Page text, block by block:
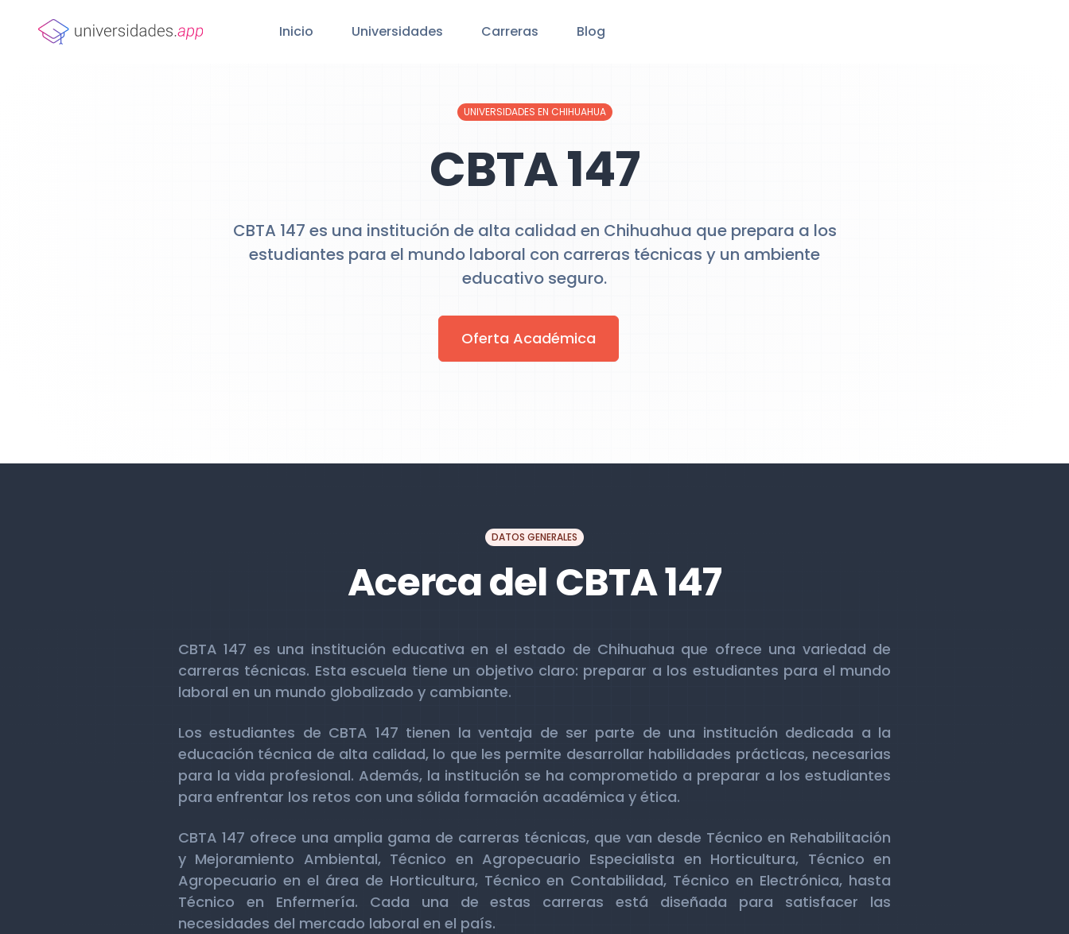
Inicio Universidades Carreras Blog
UNIVERSIDADES EN CHIHUAHUA
CBTA 147
CBTA 147 es una institución de alta calidad en Chihuahua que prepara a los
estudiantes para el mundo laboral con carreras técnicas y un ambiente
educativo seguro.
Oferta Académica
DATOS GENERALES
Acerca del CBTA 147
CBTA 147 es una institución educativa en el estado de Chihuahua que ofrece una variedad de
carreras técnicas. Esta escuela tiene un objetivo claro: preparar a los estudiantes para el mundo
laboral en un mundo globalizado y cambiante.
Los estudiantes de CBTA 147 tienen la ventaja de ser parte de una institución dedicada a la
educación técnica de alta calidad, lo que les permite desarrollar habilidades prácticas, necesarias
para la vida profesional. Además, la institución se ha comprometido a preparar a los estudiantes
para enfrentar los retos con una sólida formación académica y ética.
CBTA 147 ofrece una amplia gama de carreras técnicas, que van desde Técnico en Rehabilitación
y Mejoramiento Ambiental, Técnico en Agropecuario Especialista en Horticultura, Técnico en
Agropecuario en el área de Horticultura, Técnico en Contabilidad, Técnico en Electrónica, hasta
Técnico en Enfermería. Cada una de estas carreras está diseñada para satisfacer las
necesidades del mercado laboral en el país.